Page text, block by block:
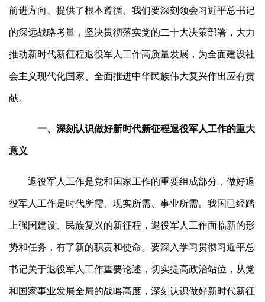
前进方向、提供了根本遵循。我们要深刻领会习近平总书记
的深远战略考量，坚决贯彻落实党的二十大决策部署，大力
推动新时代新征程退役军人工作高质量发展，为全面建设社
会主义现代化国家、全面推进中华民族伟大复兴作出应有贡
献。
一、深刻认识做好新时代新征程退役军人工作的重大
意义
退役军人工作是党和国家工作的重要组成部分，做好退
役军人工作是时代所需、现实所需、事业所需。我国已经踏
上强国建设、民族复兴的新征程，退役军人工作面临新的形
势和任务，有了新的职责和使命。要深入学习贯彻习近平总
书记关于退役军人工作重要论述，切实提高政治站位，从党
和国家事业发展全局的战略高度，深刻认识做好新时代新征